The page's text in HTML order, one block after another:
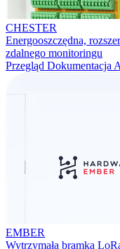
CHESTER
Energooszczędna,
zdalnego monitoringu
Przegląd Dokumentacja
EMBER
Wytrzymała bramka